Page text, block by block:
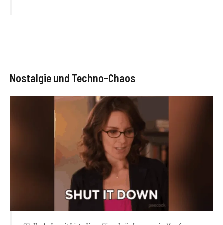
Nostalgie und Techno-Chaos